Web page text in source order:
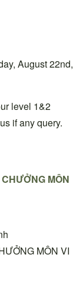
August 22nd,
level 1&2
if any query.
MÔN
MÔN VI